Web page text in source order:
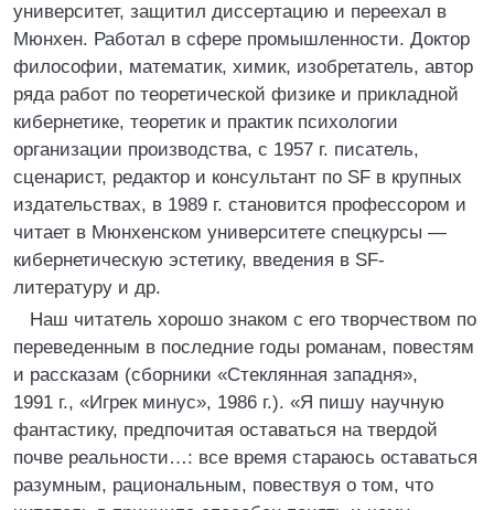
университет, защитил диссертацию и переехал в
Мюнхен. Работал в сфере промышленности. Доктор
философии, математик, химик, изобретатель, автор
ряда работ по теоретической физике и прикладной
кибернетике, теоретик и практик психологии
организации производства, с 1957 г. писатель,
сценарист, редактор и консультант по SF в крупных
издательствах, в 1989 г. становится профессором и
читает в Мюнхенском университете спецкурсы —
кибернетическую эстетику, введения в SF-
литературу и др.
Наш читатель хорошо знаком с его творчеством по
переведенным в последние годы романам, повестям
и рассказам (сборники «Стеклянная западня»,
1991 г., «Игрек минус», 1986 г.). «Я пишу научную
фантастику, предпочитая оставаться на твердой
почве реальности…: все время стараюсь оставаться
разумным, рациональным, повествуя о том, что